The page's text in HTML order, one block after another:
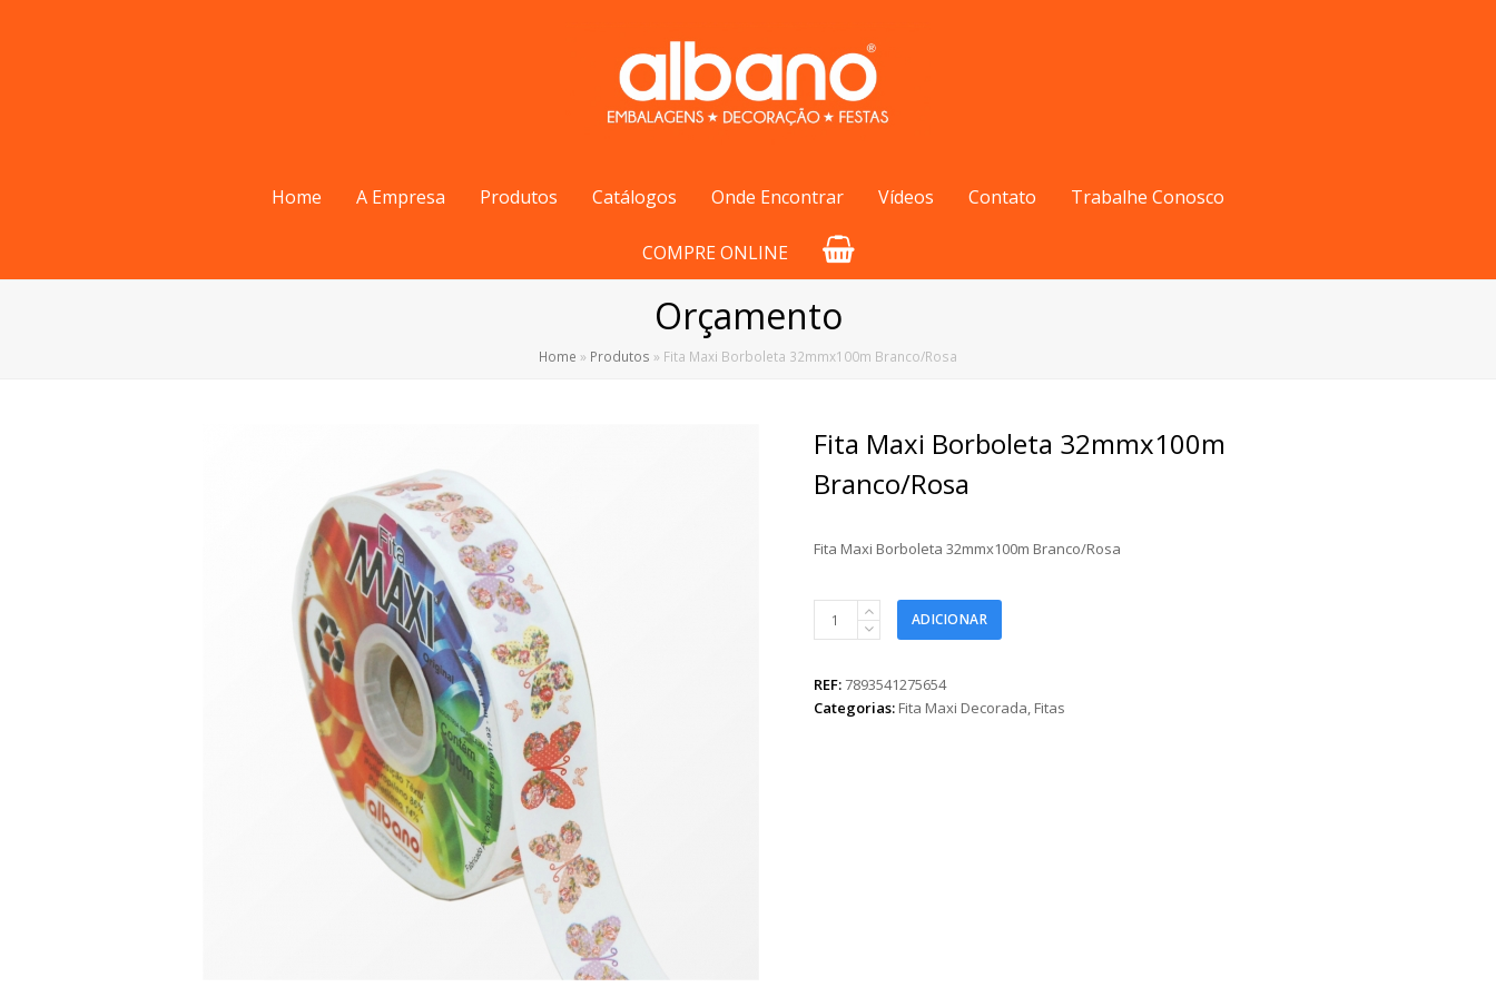
Home A Empresa Produtos Catálogos Onde Encontrar Vídeos Contato Trabalhe Conosco
COMPRE ONLINE
Orçamento
Home » Produtos » Fita Maxi Borboleta 32mmx100m Branco/Rosa
Fita Maxi Borboleta 32mmx100m
Branco/Rosa
Fita Maxi Borboleta 32mmx100m Branco/Rosa
32mmx100m
Branco/Rosa
ADICIONAR
REF:7893541275654
Categorias: Fita Maxi Decorada, Fitas